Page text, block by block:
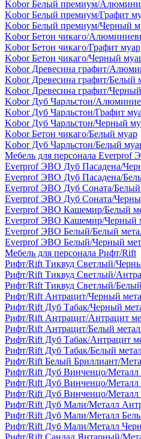
Kobor Белый премиум/
Kobor Белый премиум/Графит
Kobor Белый премиум/Черный
Kobor Бетон чикаго/
Kobor Бетон чикаго/Графит муар
Kobor Бетон чикаго/Черный
Kobor Древесина графит/
Kobor Древесина графит/Белый
Kobor Древесина графит/
Kobor Дуб Чарльстон/
Kobor Дуб Чарльстон/Графит
Kobor Дуб Чарльстон/Черный
Kobor Бетон чикаго/Белый муар
Kobor Дуб Чарльстон/Белый
Мебель для персонала Everprof
Everprof ЭВО Дуб Пасадена/
Everprof ЭВО Дуб Пасадена/
Everprof ЭВО Дуб Соната/Белый
Everprof ЭВО Дуб Соната/
Everprof ЭВО Кашемир/Белый
Everprof ЭВО Кашемир/Черный
Everprof ЭВО Белый/Белый
Everprof ЭВО Белый/Черный
Мебель для персонала Рифт/Rift
Рифт/Rift Тиквуд Светлый/
Рифт/Rift Тиквуд Светлый/
Рифт/Rift Тиквуд Светлый/
Рифт/Rift Антрацит/Черный
Рифт/Rift Дуб Табак/Черный
Рифт/Rift Антрацит/Антрацит
Рифт/Rift Антрацит/Белый
Рифт/Rift Дуб Табак/Антрацит
Рифт/Rift Дуб Табак/Белый
Рифт/Rift Белый Бриллиант/
Рифт/Rift Дуб Винченцо/Металл
Рифт/Rift Дуб Винченцо/Металл
Рифт/Rift Дуб Винченцо/
Рифт/Rift Дуб Мали/Металл
Рифт/Rift Дуб Мали/Металл
Рифт/Rift Дуб Мали/Металл
Рифт/Rift Сандал Янтарный/